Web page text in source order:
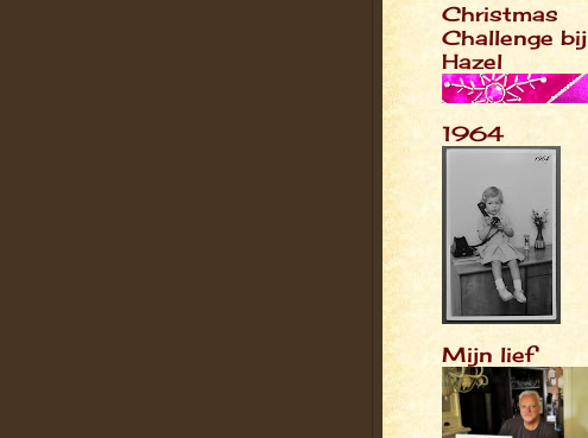
Christmas
Challenge bij
Hazel
1964
Mijn lief